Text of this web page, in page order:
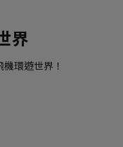
界
環遊世界！